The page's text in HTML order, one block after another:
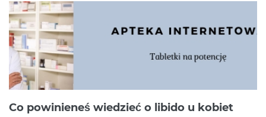
Co powinieneś wiedzieć o libido u kobiet